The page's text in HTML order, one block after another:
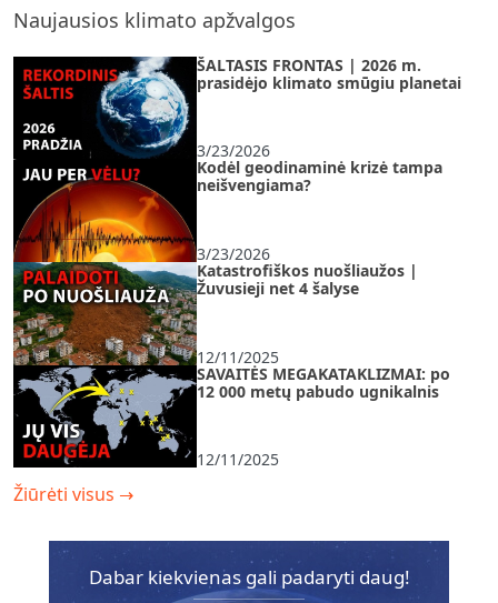
Naujausios klimato apžvalgos
ŠALTASIS FRONTAS | 2026 m.
prasidėjo klimato smūgiu planetai
3/23/2026
Kodėl geodinaminė krizė tampa
neišvengiama?
3/23/2026
Katastrofiškos nuošliaužos |
Žuvusieji net 4 šalyse
12/11/2025
SAVAITĖS MEGAKATAKLIZMAI: po
12 000 metų pabudo ugnikalnis
12/11/2025
Žiūrėti visus →
Dabar kiekvienas gali padaryti daug!